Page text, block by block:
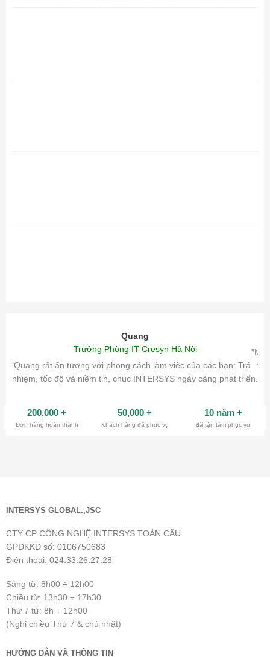
Quang
Trưởng Phòng IT Cresyn Hà Nội
"Quang rất ấn tượng với phong cách làm việc của các bạn: Trách
nhiệm, tốc độ và niềm tin, chúc INTERSYS ngày càng phát triển.
200,000 +
Đơn hàng hoàn thành
50,000 +
Khách hàng đã phục vụ
10 năm +
đã tận tâm phục vụ
INTERSYS GLOBAL.,JSC
CTY CP CÔNG NGHỆ INTERSYS TOÀN CẦU
GPDKKD số: 0106750683
Điện thoại: 024.33.26.27.28
Sáng từ: 8h00 ÷ 12h00
Chiều từ: 13h30 ÷ 17h30
Thứ 7 từ: 8h ÷ 12h00
(Nghỉ chiều Thứ 7 & chủ nhật)
HƯỚNG DẪN VÀ THÔNG TIN